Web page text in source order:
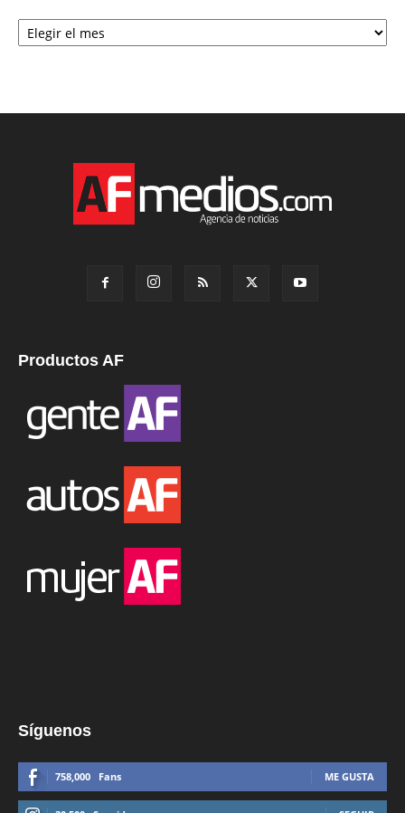
Archivo
Productos AF
Síguenos
758,000 Fans ME GUSTA